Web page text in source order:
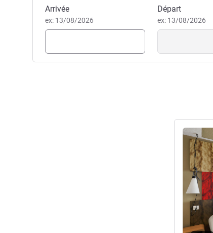
festive, et de partage.
Bon appétit!
Réserver cet hôtel
Arrivée
ex: 13/08/2026
Départ
ex: 13/08/2026
Voir les